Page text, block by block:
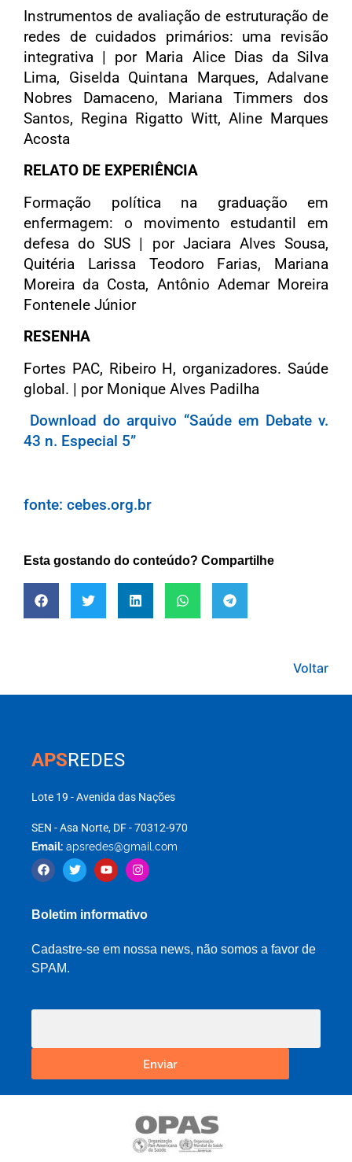
Instrumentos de avaliação de estruturação de
redes de cuidados primários: uma revisão
integrativa | por Maria Alice Dias da Silva
Lima, Giselda Quintana Marques, Adalvane
Nobres Damaceno, Mariana Timmers dos
Santos, Regina Rigatto Witt, Aline Marques
Acosta
RELATO DE EXPERIÊNCIA
Formação política na graduação em
enfermagem: o movimento estudantil em
defesa do SUS | por Jaciara Alves Sousa,
Quitéria Larissa Teodoro Farias, Mariana
Moreira da Costa, Antônio Ademar Moreira
Fontenele Júnior
RESENHA
Fortes PAC, Ribeiro H, organizadores. Saúde
global. | por Monique Alves Padilha
Download do arquivo “Saúde em Debate v.
43 n. Especial 5”
fonte: cebes.org.br
Esta gostando do conteúdo? Compartilhe
Voltar
APSREDES
Lote 19 - Avenida das Nações
SEN - Asa Norte, DF - 70312-970
Email: apsredes@gmail.com
Boletim informativo
Cadastre-se em nossa news, não somos a favor de
SPAM.
Enviar